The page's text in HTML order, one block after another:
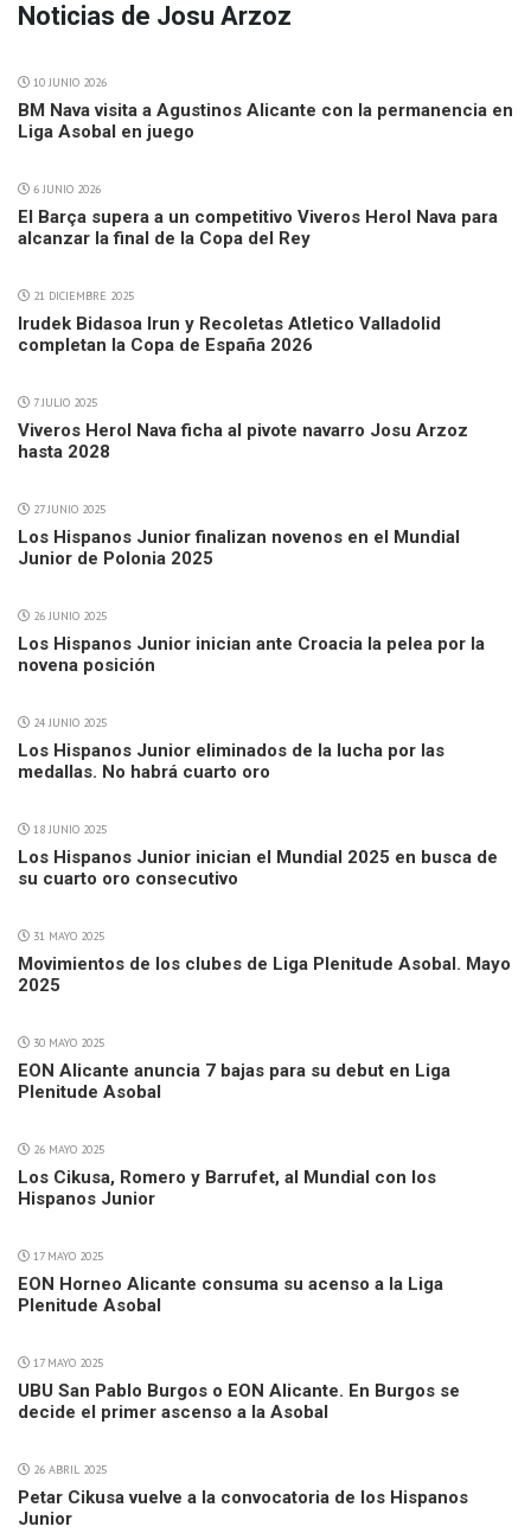
Noticias de Josu Arzoz
10 JUNIO 2026
BM Nava visita a Agustinos Alicante con la permanencia en
Liga Asobal en juego
6 JUNIO 2026
El Barça supera a un competitivo Viveros Herol Nava para
alcanzar la final de la Copa del Rey
21 DICIEMBRE 2025
Irudek Bidasoa Irun y Recoletas Atletico Valladolid
completan la Copa de España 2026
7 JULIO 2025
Viveros Herol Nava ficha al pivote navarro Josu Arzoz
hasta 2028
27 JUNIO 2025
Los Hispanos Junior finalizan novenos en el Mundial
Junior de Polonia 2025
26 JUNIO 2025
Los Hispanos Junior inician ante Croacia la pelea por la
novena posición
24 JUNIO 2025
Los Hispanos Junior eliminados de la lucha por las
medallas. No habrá cuarto oro
18 JUNIO 2025
Los Hispanos Junior inician el Mundial 2025 en busca de
su cuarto oro consecutivo
31 MAYO 2025
Movimientos de los clubes de Liga Plenitude Asobal. Mayo
2025
30 MAYO 2025
EON Alicante anuncia 7 bajas para su debut en Liga
Plenitude Asobal
26 MAYO 2025
Los Cikusa, Romero y Barrufet, al Mundial con los
Hispanos Junior
17 MAYO 2025
EON Horneo Alicante consuma su acenso a la Liga
Plenitude Asobal
17 MAYO 2025
UBU San Pablo Burgos o EON Alicante. En Burgos se
decide el primer ascenso a la Asobal
26 ABRIL 2025
Petar Cikusa vuelve a la convocatoria de los Hispanos
Junior